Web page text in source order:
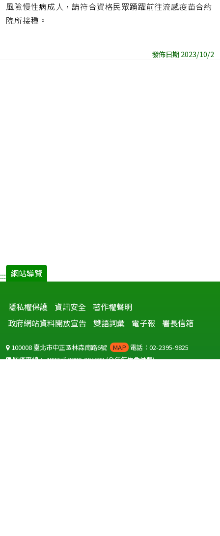
風險慢性病成人，請符合資格民眾踴躍前往流感疫苗合約
院所接種。
發佈日期 2023/10/2
::: 網站導覽
隱私權保護 資訊安全 著作權聲明
政府網站資料開放宣告
雙語詞彙 電子報 署長信箱
100008 臺北市中正區林森南路6號 MAP 電話：02-2395-9825
防疫專線：1922或0800-001922(全年無休免付費)